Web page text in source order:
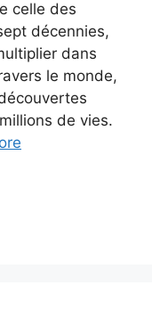
celle des
décennies,
dans
le monde,
de vies.